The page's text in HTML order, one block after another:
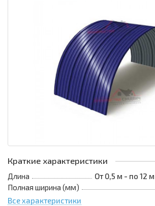
Краткие характеристики
Длина
От 0,5 м - по 12
Полная ширина (мм)
Все характеристики